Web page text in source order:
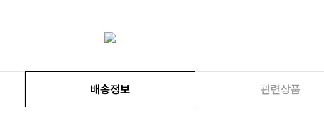
배송정보 관련상품